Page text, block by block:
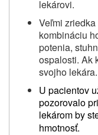
lekárovi.
Veľmi
kombináciu
potenia,
ospalosti. Ak
svojho lekára.
U pacientov
pozorovalo
lekárom by
hmotnosť.